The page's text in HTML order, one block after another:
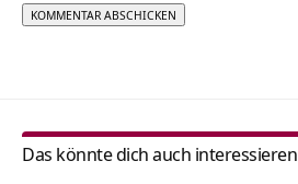
Das könnte dich auch interessieren